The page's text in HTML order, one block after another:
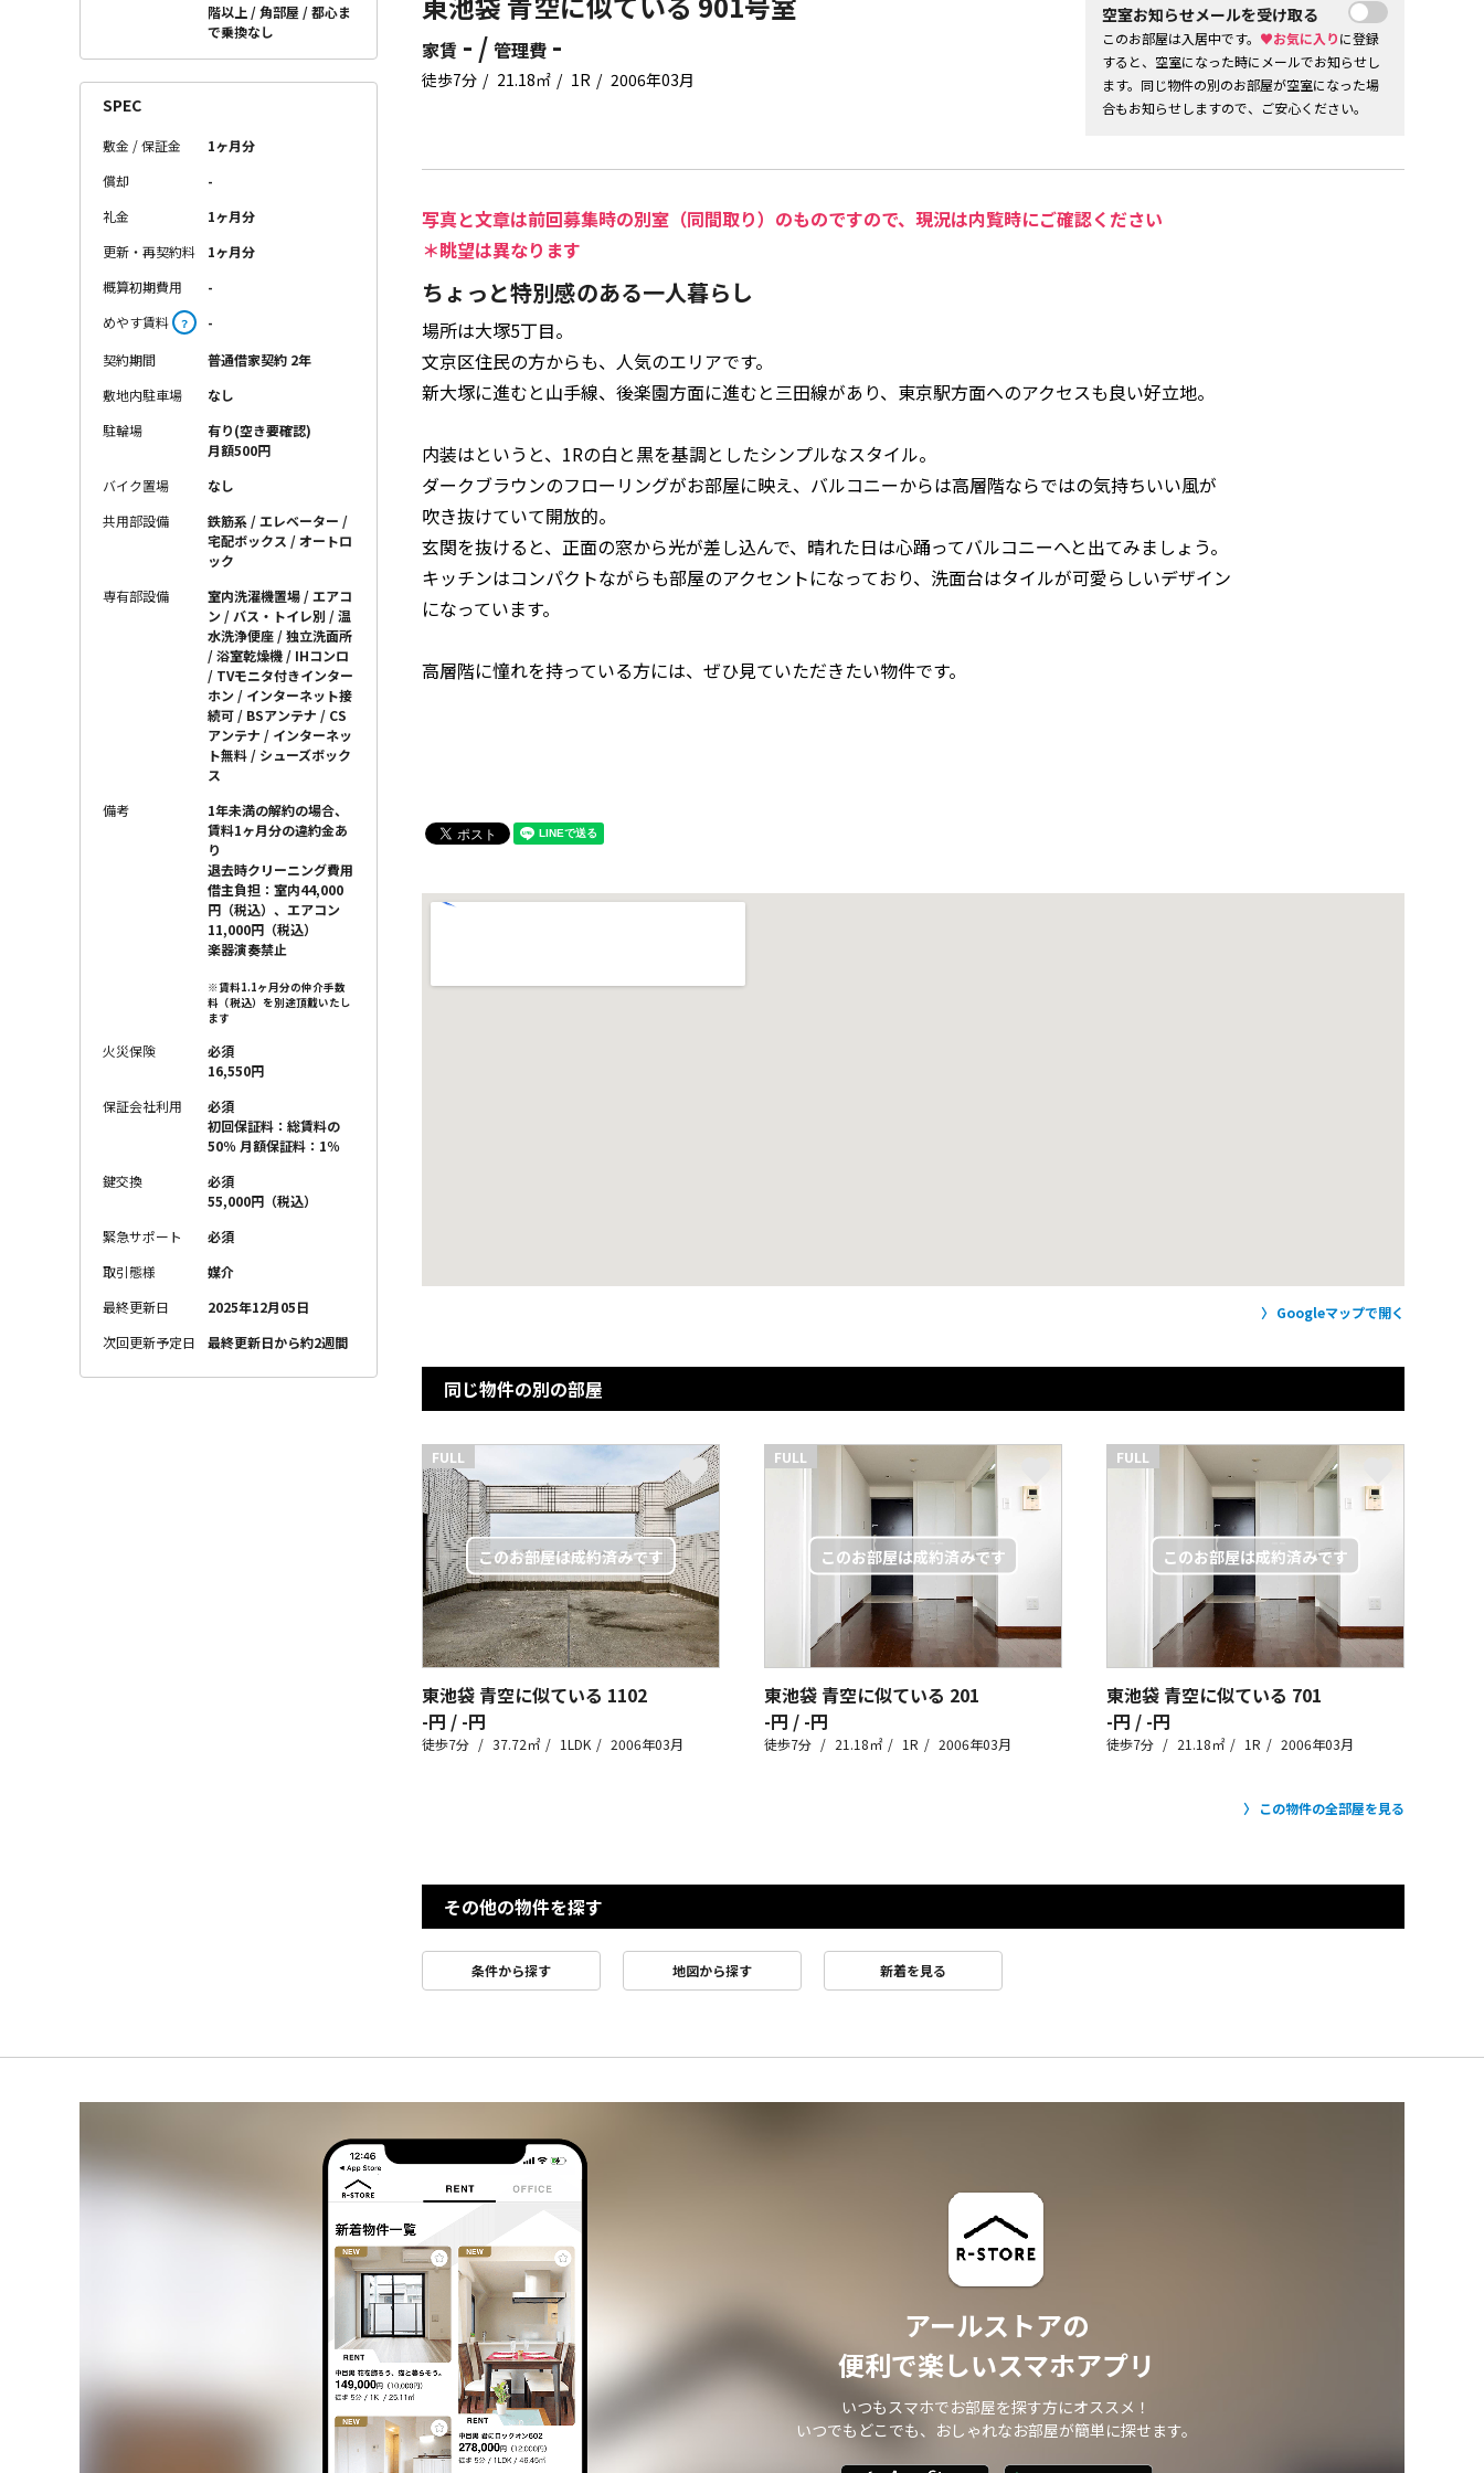
家賃 - / 管理費 -
徒歩7分 21.18㎡ 1R 2006年03月
空室お知らせメールを受け取る
このお部屋は入居中です。 ♥お気に入りに登録
すると、空室になった時にメールでお知らせし
ます。同じ物件の別のお部屋が空室になった場
合もお知らせしますので、ご安心ください。
写真と文章は前回募集時の別室（同間取り）のものですので、現況は内覧時にご確認ください
＊眺望は異なります
ちょっと特別感のある一人暮らし
場所は大塚5丁目。
文京区住民の方からも、人気のエリアです。
新大塚に進むと山手線、後楽園方面に進むと三田線があり、東京駅方面へのアクセスも良い好立地。
内装はというと、1Rの白と黒を基調としたシンプルなスタイル。
ダークブラウンのフローリングがお部屋に映え、バルコニーからは高層階ならではの気持ちいい風が
吹き抜けていて開放的。
玄関を抜けると、正面の窓から光が差し込んで、晴れた日は心踊ってバルコニーへと出てみましょう。
キッチンはコンパクトながらも部屋のアクセントになっており、洗面台はタイルが可愛らしいデザイン
になっています。
高層階に憧れを持っている方には、ぜひ見ていただきたい物件です。
階以上
角部屋
都心ま
で乗換なし
SPEC
敷金 / 保証金
1ヶ月分
償却
-
礼金
1ヶ月分
更新・再契約料
1ヶ月分
概算初期費用
-
めやす賃料
？ -
契約期間
普通借家契約 2年
敷地内駐車場
なし
駐輪場
有り(空き要確認)
月額500円
バイク置場
なし
共用部設備
鉄筋系 / エレベーター /
宅配ボックス / オートロ
ック
専有部設備
室内洗濯機置場 / エアコ
ン / バス・トイレ別 / 温
水洗浄便座 / 独立洗面所
/ 浴室乾燥機 / IHコンロ
/ TVモニタ付きインター
ホン / インターネット接
続可 / BSアンテナ / CS
アンテナ / インターネッ
ト無料 / シューズボック
ス
備考
1年未満の解約の場合、
賃料1ヶ月分の違約金あ
り
退去時クリーニング費用
借主負担：室内44,000
円（税込）、エアコン
11,000円（税込）
楽器演奏禁止
※賃料1.1ヶ月分の仲介手数
料（税込）を別途頂戴いたし
ます
火災保険
必須
16,550円
保証会社利用
必須
初回保証料：総賃料の
50％ 月額保証料：1％
鍵交換
必須
55,000円（税込）
緊急サポート
必須
取引態様
媒介
最終更新日
2025年12月05日
次回更新予定日
最終更新日から約2週間
Googleマップで開く
同じ物件の別の部屋
FULL
東池袋 青空に似ている 1102
-円 / -円
徒歩7分 37.72㎡ 1LDK 2006年03月
FULL
東池袋 青空に似ている 201
-円 / -円
徒歩7分 21.18㎡ 1R 2006年03月
FULL
東池袋 青空に似ている 701
-円 / -円
徒歩7分 21.18㎡ 1R 2006年03月
この物件の全部屋を見る
その他の物件を探す
条件から探す 地図から探す 新着を見る
アールストアの
便利で楽しいスマホアプリ
いつもスマホでお部屋を探す方にオススメ！
いつでもどこでも、おしゃれなお部屋が簡単に探せます。